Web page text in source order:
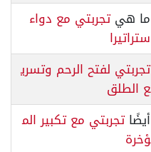
ما هيتجربتي مع دواء
ستراتيرا
تجربتي لفتح الرحم وتسري
ع الطلق
أيضًاتجربتي مع تكبير الم
ؤخرة